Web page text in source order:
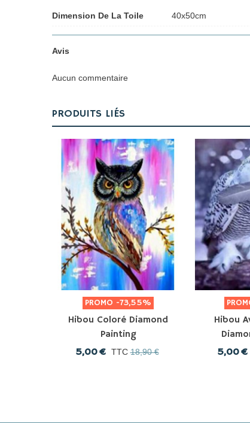
Dimension De La Toile 40x50cm
Avis
Aucun commentaire
PRODUITS LIÉS
PROMO -73,55%
Hibou Coloré Diamond
Painting
5,00 € TTC 18,90 €
Hibou
5,00 €